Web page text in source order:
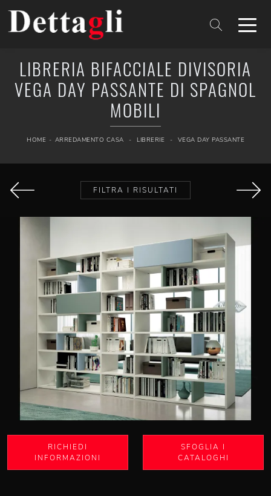
LIBRERIA BIFACCIALE DIVISORIA
VEGA DAY PASSANTE DI SPAGNOL
MOBILI
HOME - ARREDAMENTO CASA - LIBRERIE - VEGA DAY PASSANTE
FILTRA I RISULTATI
RICHIEDI
INFORMAZIONI
SFOGLIA I
CATALOGHI